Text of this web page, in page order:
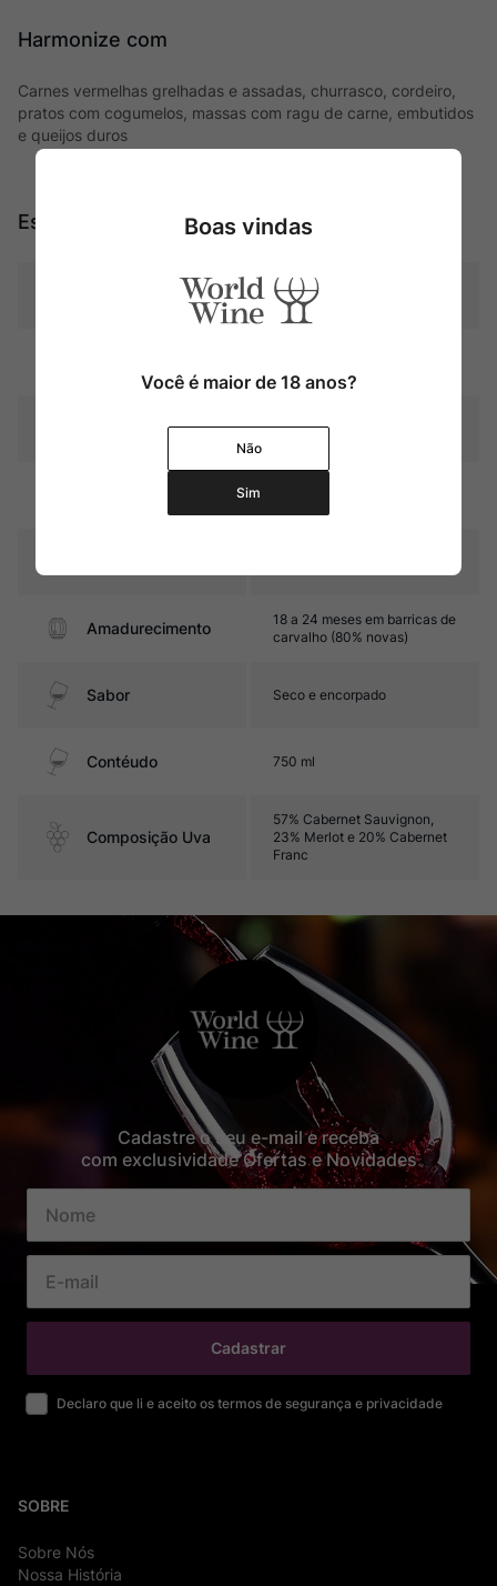
Harmonize com
Carnes vermelhas grelhadas e assadas, churrasco, cordeiro,
pratos com cogumelos, massas com ragu de carne, embutidos
e queijos duros
Especificações
Tintos
Château Haut-Brion
Amadurecimento
18 a 24 meses em barricas de
carvalho (80% novas)
Sabor Seco e encorpado
Contéudo 750 ml
Composição Uva
57% Cabernet Sauvignon,
23% Merlot e 20% Cabernet
Franc
Cadastre o seu e-mail e receba
com exclusividade Ofertas e Novidades
Cadastrar
Declaro que li e aceito os termos de segurança e privacidade
SOBRE
Sobre Nós
Nossa História
Boas vindas
Você é maior de 18 anos?
Não
Sim